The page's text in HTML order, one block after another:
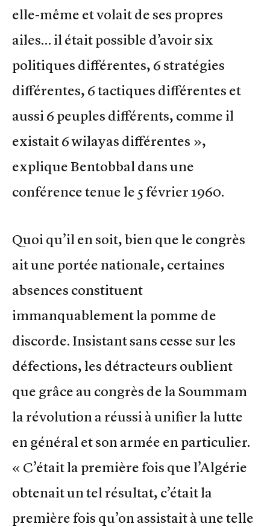
elle-même et volait de ses propres
ailes… il était possible d’avoir six
politiques différentes, 6 stratégies
différentes, 6 tactiques différentes et
aussi 6 peuples différents, comme il
existait 6 wilayas différentes »,
explique Bentobbal dans une
conférence tenue le 5 février 1960.
Quoi qu’il en soit, bien que le congrès
ait une portée nationale, certaines
absences constituent
immanquablement la pomme de
discorde. Insistant sans cesse sur les
défections, les détracteurs oublient
que grâce au congrès de la Soummam
la révolution a réussi à unifier la lutte
en général et son armée en particulier.
« C’était la première fois que l’Algérie
obtenait un tel résultat, c’était la
première fois qu’on assistait à une telle